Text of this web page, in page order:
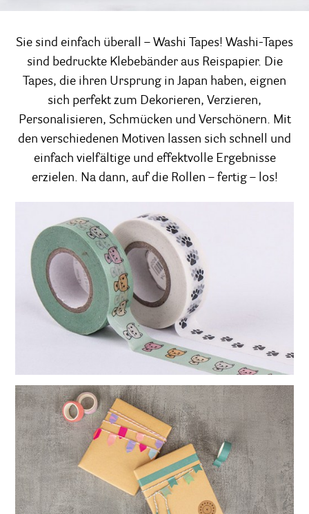
Sie sind einfach überall – Washi Tapes! Washi-Tapes
sind bedruckte Klebebänder aus Reispapier. Die
Tapes, die ihren Ursprung in Japan haben, eignen
sich perfekt zum Dekorieren, Verzieren,
Personalisieren, Schmücken und Verschönern. Mit
den verschiedenen Motiven lassen sich schnell und
einfach vielfältige und effektvolle Ergebnisse
erzielen. Na dann, auf die Rollen – fertig – los!